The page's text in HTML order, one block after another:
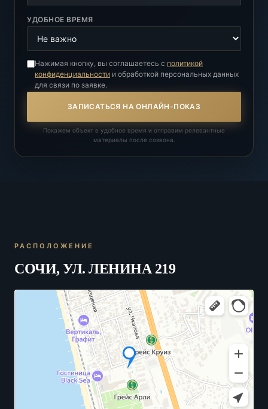
УДОБНОЕ ВРЕМЯ
Нажимая кнопку, вы соглашаетесь с политикой
конфиденциальности и обработкой персональных данных
для связи по заявке.
ЗАПИСАТЬСЯ НА ОНЛАЙН-ПОКАЗ
Покажем объект в удобное время и отправим релевантные
материалы после созвона.
РАСПОЛОЖЕНИЕ
СОЧИ, УЛ. ЛЕНИНА 219